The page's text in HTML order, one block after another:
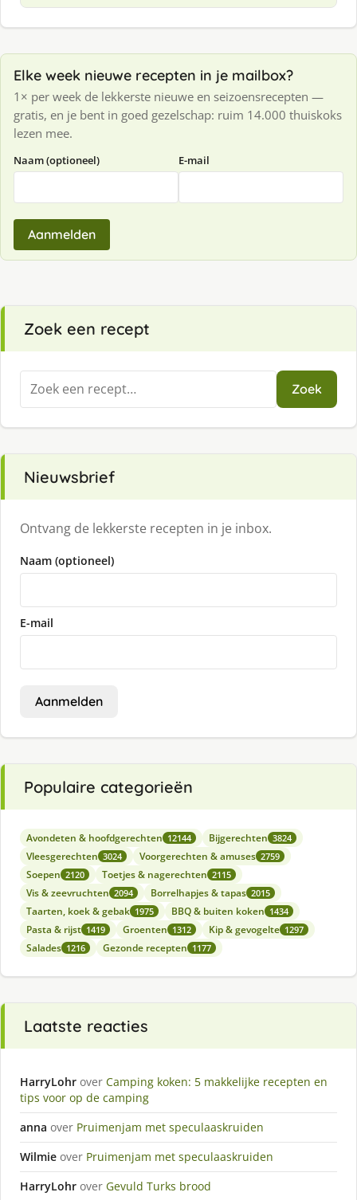
Elke week nieuwe recepten in je mailbox?
1× per week de lekkerste nieuwe en seizoensrecepten —
gratis, en je bent in goed gezelschap: ruim 14.000 thuiskoks
lezen mee.
Naam (optioneel) E-mail
Aanmelden
Zoek een recept
Zoeken
naar:
Zoek
Nieuwsbrief
Ontvang de lekkerste recepten in je inbox.
Naam (optioneel)
E-mail
Aanmelden
Populaire categorieën
Avondeten & hoofdgerechten 12144 Bijgerechten 3824
Vleesgerechten 3024 Voorgerechten & amuses 2759
Soepen 2120 Toetjes & nagerechten 2115
Vis & zeevruchten 2094 Borrelhapjes & tapas 2015
Taarten, koek & gebak 1975 BBQ & buiten koken 1434
Pasta & rijst 1419 Groenten 1312 Kip & gevogelte 1297
Salades 1216 Gezonde recepten 1177
Laatste reacties
HarryLohr over Camping koken: 5 makkelijke recepten en
tips voor op de camping
anna over Pruimenjam met speculaaskruiden
Wilmie over Pruimenjam met speculaaskruiden
HarryLohr over Gevuld Turks brood